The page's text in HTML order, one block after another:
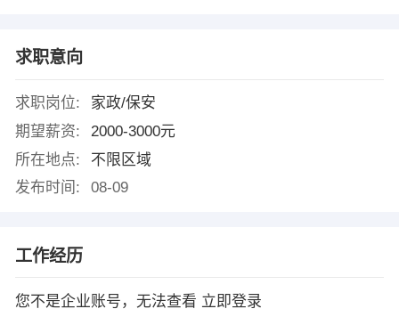
求职意向
求职岗位:
家政/保安
期望薪资:
2000-3000元
所在地点:
不限区域
发布时间:
08-09
工作经历
您不是企业账号，无法查看 立即登录